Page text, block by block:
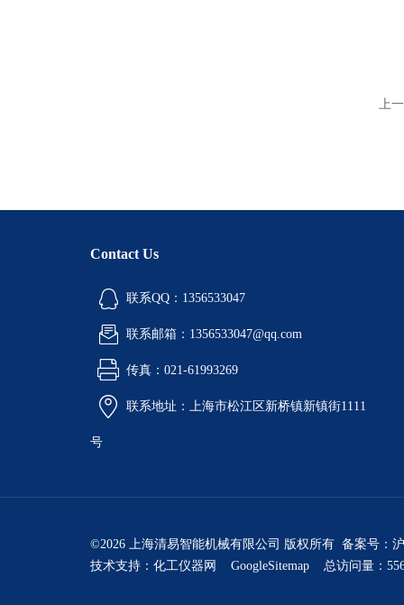
上
Contact Us
联系QQ：1356533047
联系邮箱：1356533047@qq.com
传真：021-61993269
联系地址：上海市松江区新桥镇新镇街1111
号
©2026 上海清易智能机械有限公司 版权所有 备案号：
技术支持： 化工仪器网 GoogleSitemap 总访问量：